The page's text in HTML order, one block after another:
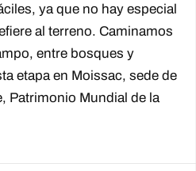
ya que no hay especial
al terreno. Caminamos
entre bosques y
etapa en Moissac, sede de
Patrimonio Mundial de la